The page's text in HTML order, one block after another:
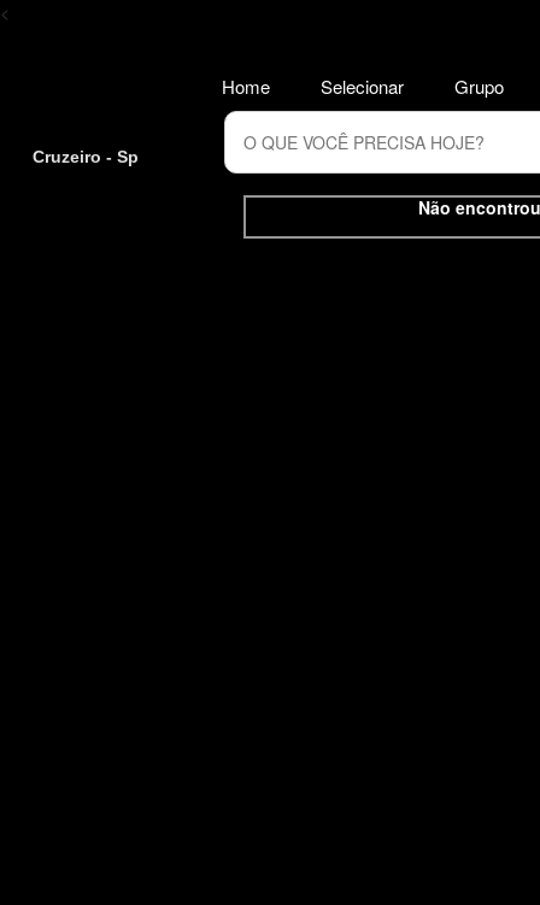
<
Cruzeiro - Sp
Não
Home Selecionar Grupo